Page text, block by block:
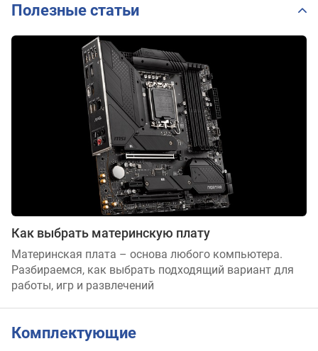
Полезные статьи
Как выбрать материнскую плату
Материнская плата – основа любого компьютера.
Разбираемся, как выбрать подходящий вариант для
работы, игр и развлечений
Комплектующие